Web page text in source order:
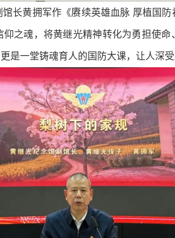
长黄拥军作《赓续英雄血脉 厚植国
之魂，将黄继光精神转化为勇担使
是一堂铸魂育人的国防大课，让人深受